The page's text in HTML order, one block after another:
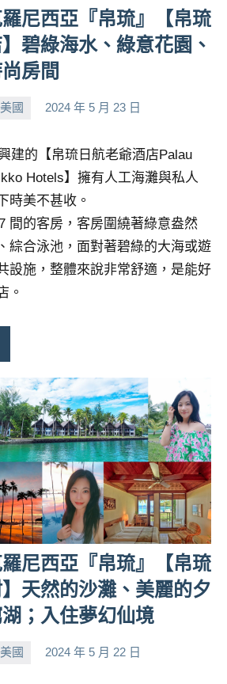
尼西亞『帛琉』【帛琉
碧綠海水、綠意花園、
房間
美國 2024 年 5 月 23 日
建的【帛琉日航老爺酒店Palau
Hotels】擁有人工海灘與私人
時美不甚收。
間的客房，客房圍繞著綠意盎然
綜合泳池，面對著碧綠的大海或遊
設施，整體來說非常舒適，是能好
。
尼西亞『帛琉』【帛琉
天然的沙灘、美麗的夕
；入住夢幻仙境
美國 2024 年 5 月 22 日